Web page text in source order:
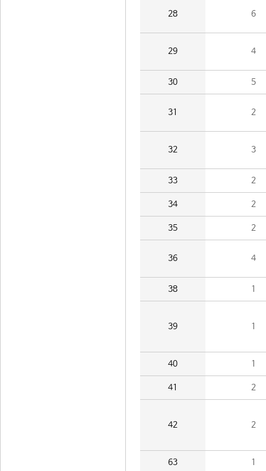
28 6
29 4
30 5
31 2
32 3
33 2
34 2
35 2
36 4
38 1
39 1
40 1
41 2
42 2
63 1